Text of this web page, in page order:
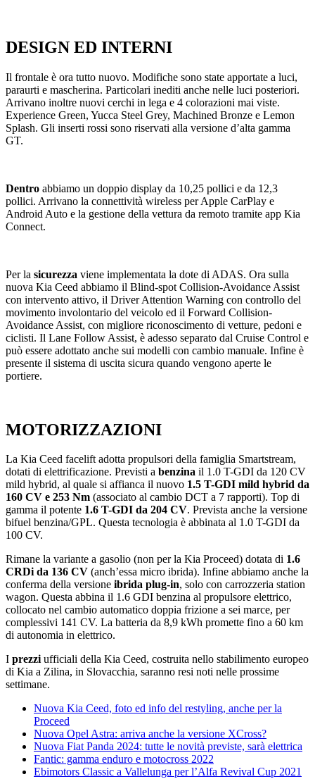
DESIGN ED INTERNI
Il frontale è ora tutto nuovo. Modifiche sono state apportate a luci,
paraurti e mascherina. Particolari inediti anche nelle luci posteriori.
Arrivano inoltre nuovi cerchi in lega e 4 colorazioni mai viste.
Experience Green, Yucca Steel Grey, Machined Bronze e Lemon
Splash. Gli inserti rossi sono riservati alla versione d’alta gamma
GT.
Dentro abbiamo un doppio display da 10,25 pollici e da 12,3
pollici. Arrivano la connettività wireless per Apple CarPlay e
Android Auto e la gestione della vettura da remoto tramite app Kia
Connect.
Per la sicurezza viene implementata la dote di ADAS. Ora sulla
nuova Kia Ceed abbiamo il Blind-spot Collision-Avoidance Assist
con intervento attivo, il Driver Attention Warning con controllo del
movimento involontario del veicolo ed il Forward Collision-
Avoidance Assist, con migliore riconoscimento di vetture, pedoni e
ciclisti. Il Lane Follow Assist, è adesso separato dal Cruise Control e
può essere adottato anche sui modelli con cambio manuale. Infine è
presente il sistema di uscita sicura quando vengono aperte le
portiere.
MOTORIZZAZIONI
La Kia Ceed facelift adotta propulsori della famiglia Smartstream,
dotati di elettrificazione. Previsti a benzina il 1.0 T-GDI da 120 CV
mild hybrid, al quale si affianca il nuovo 1.5 T-GDI mild hybrid da
160 CV e 253 Nm (associato al cambio DCT a 7 rapporti). Top di
gamma il potente 1.6 T-GDI da 204 CV. Prevista anche la versione
bifuel benzina/GPL. Questa tecnologia è abbinata al 1.0 T-GDI da
100 CV.
Rimane la variante a gasolio (non per la Kia Proceed) dotata di 1.6
CRDi da 136 CV (anch’essa micro ibrida). Infine abbiamo anche la
conferma della versione ibrida plug-in, solo con carrozzeria station
wagon. Questa abbina il 1.6 GDI benzina al propulsore elettrico,
collocato nel cambio automatico doppia frizione a sei marce, per
complessivi 141 CV. La batteria da 8,9 kWh promette fino a 60 km
di autonomia in elettrico.
I prezziufficiali della Kia Ceed, costruita nello stabilimento europeo
di Kia a Zilina, in Slovacchia, saranno resi noti nelle prossime
settimane.
Nuova Kia Ceed, foto ed info del restyling, anche per la
Proceed
Nuova Opel Astra: arriva anche la versione XCross?
Nuova Fiat Panda 2024: tutte le novità previste, sarà elettrica
Fantic: gamma enduro e motocross 2022
Ebimotors Classic a Vallelunga per l’Alfa Revival Cup 2021